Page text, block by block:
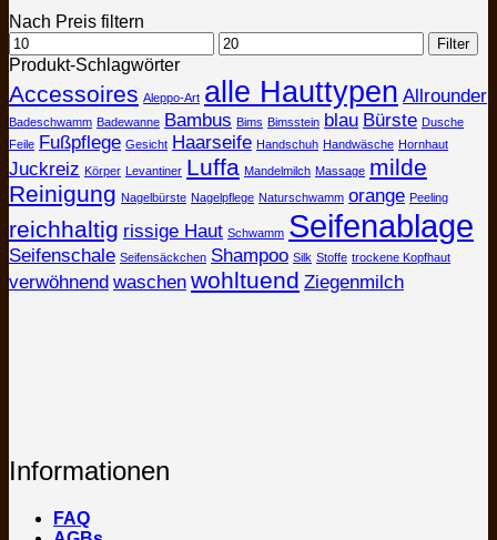
Nach Preis filtern
Min.
Preis
Max.
Preis
Filter
Produkt-Schlagwörter
Accessoires Aleppo-Art alle Hauttypen Allrounder
Badeschwamm Badewanne Bambus Bims Bimsstein blau Bürste Dusche
Feile Fußpflege Gesicht Haarseife Handschuh Handwäsche Hornhaut
Juckreiz Körper Levantiner Luffa Mandelmilch Massage milde
Reinigung Nagelbürste Nagelpflege Naturschwamm orange Peeling
reichhaltig rissige Haut Schwamm Seifenablage
Seifenschale Seifensäckchen Shampoo Silk Stoffe trockene Kopfhaut
verwöhnend waschen wohltuend Ziegenmilch
Informationen
FAQ